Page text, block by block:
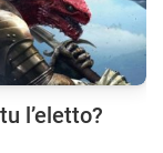
l’eletto?